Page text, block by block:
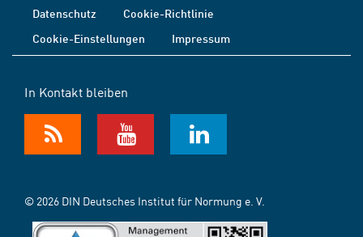
Datenschutz
Cookie-Richtlinie
Cookie-Einstellungen
Impressum
In Kontakt bleiben
© 2026 DIN Deutsches Institut für Normung e. V.